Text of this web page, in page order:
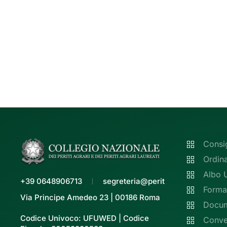
+39 0648906713
segreteria@peritiagrari.it
Via Principe Amedeo 23 | 00186 Roma
Codice Univoco: UFUWED | Codice
Albo